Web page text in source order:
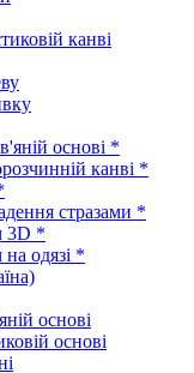
канві
основі *
канві *
стразами *
3D *
одязі *
основі
основі